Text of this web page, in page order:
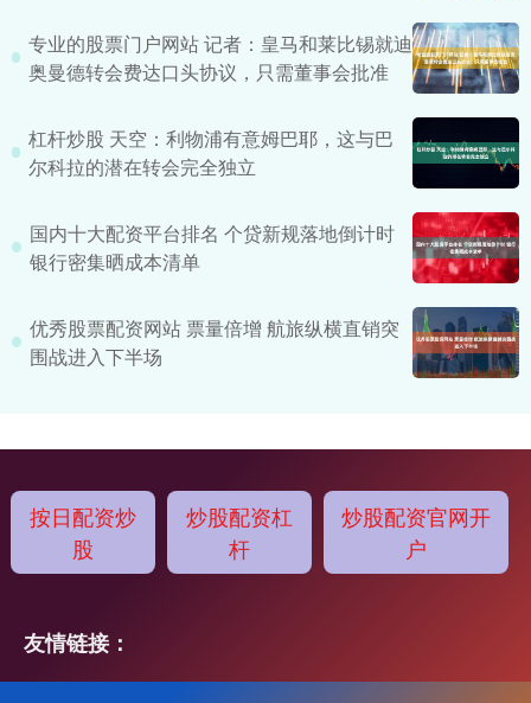
专业的股票门户网站 记者：皇马和莱比锡就迪
奥曼德转会费达口头协议，只需董事会批准
杠杆炒股 天空：利物浦有意姆巴耶，这与巴
尔科拉的潜在转会完全独立
国内十大配资平台排名 个贷新规落地倒计时
银行密集晒成本清单
优秀股票配资网站 票量倍增 航旅纵横直销突
围战进入下半场
按日配资炒
股
炒股配资杠
杆
炒股配资官网开
户
友情链接：